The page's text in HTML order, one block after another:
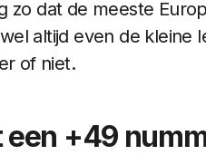
zo dat de meeste
altijd even de kleine
of niet.
een +49